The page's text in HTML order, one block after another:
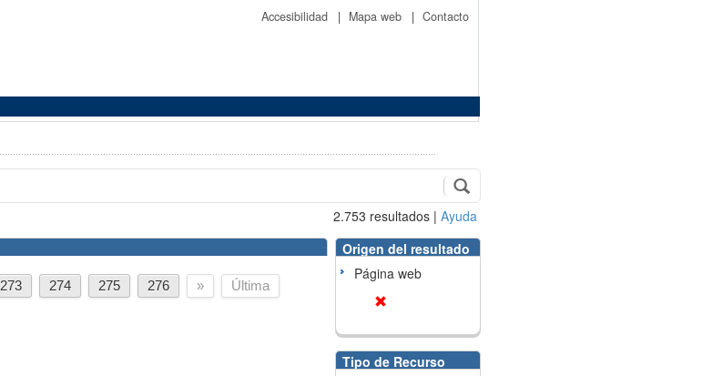
Accesibilidad | Mapa web | Contacto
2.753 resultados | Ayuda
273 274 275 276 » Última
Origen del resultado
Página web
Tipo de Recurso